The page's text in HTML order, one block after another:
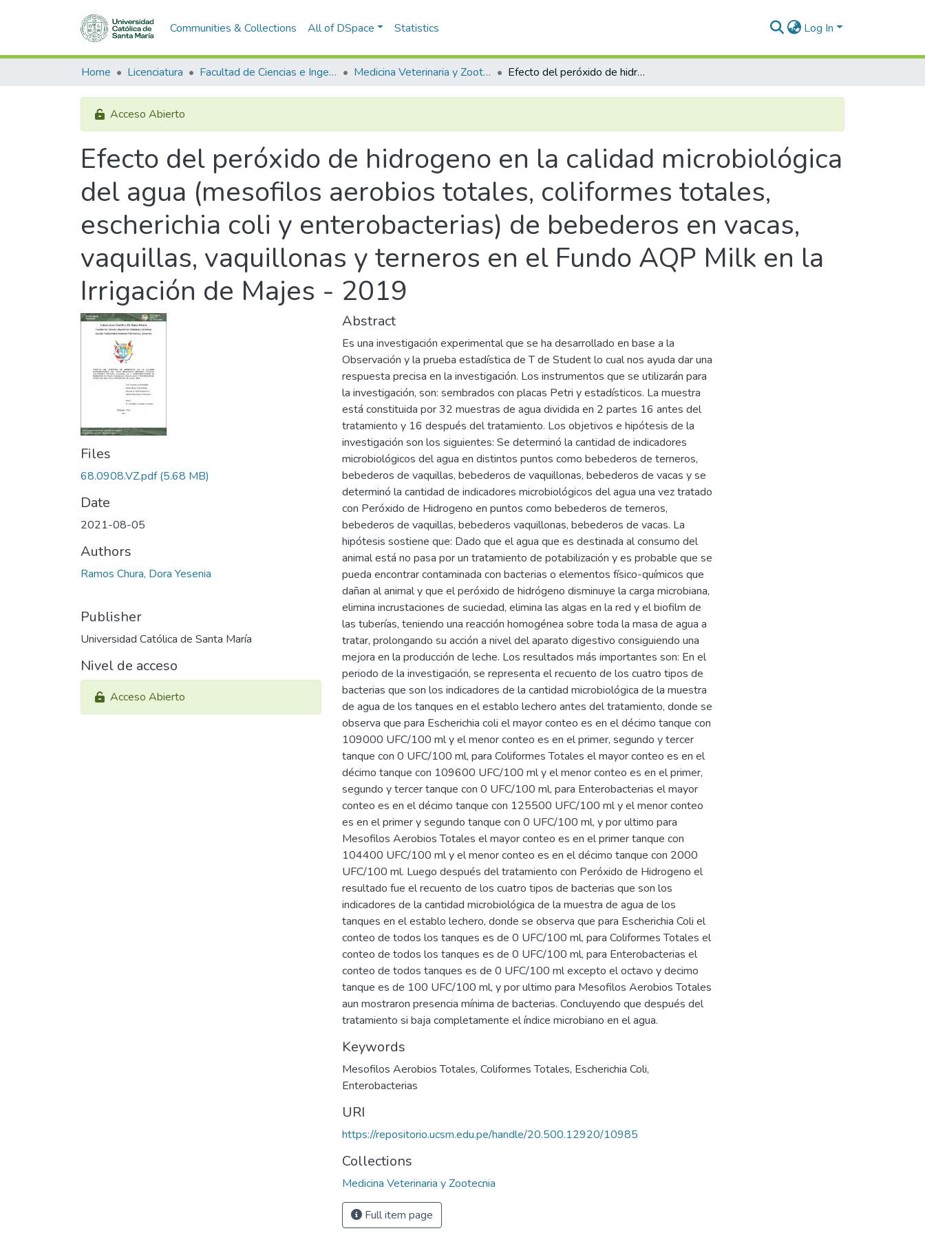
Communities & Collections All of DSpace Statistics Log In
Home Licenciatura Facultad de Ciencias e Ingenierías Biológicas y Químicas Medicina Veterinaria y Zootecnia Efecto del peróxido de hidrogeno en la calidad microbiológica del agua (mesofilos aerobios totales, coliformes totales, escherichia coli y enterobacterias) de bebederos en vacas, vaquillas, vaquillonas y terneros en el Fundo AQP Milk en la Irrigación de Majes - 2019
Acceso Abierto
Efecto del peróxido de hidrogeno en la calidad microbiológica
del agua (mesofilos aerobios totales, coliformes totales,
escherichia coli y enterobacterias) de bebederos en vacas,
vaquillas, vaquillonas y terneros en el Fundo AQP Milk en la
Irrigación de Majes - 2019
Files
68.0908.VZ.pdf(5.68 MB)
Date
2021-08-05
Authors
Ramos Chura, Dora Yesenia
Publisher
Universidad Católica de Santa María
Nivel de acceso
Acceso Abierto
Abstract
Es una investigación experimental que se ha desarrollado en base a la
Observación y la prueba estadística de T de Student lo cual nos ayuda dar una
respuesta precisa en la investigación. Los instrumentos que se utilizarán para
la investigación, son: sembrados con placas Petri y estadísticos. La muestra
está constituida por 32 muestras de agua dividida en 2 partes 16 antes del
tratamiento y 16 después del tratamiento. Los objetivos e hipótesis de la
investigación son los siguientes: Se determinó la cantidad de indicadores
microbiológicos del agua en distintos puntos como bebederos de terneros,
bebederos de vaquillas, bebederos de vaquillonas, bebederos de vacas y se
determinó la cantidad de indicadores microbiológicos del agua una vez tratado
con Peróxido de Hidrogeno en puntos como bebederos de terneros,
bebederos de vaquillas, bebederos vaquillonas, bebederos de vacas. La
hipótesis sostiene que: Dado que el agua que es destinada al consumo del
animal está no pasa por un tratamiento de potabilización y es probable que se
pueda encontrar contaminada con bacterias o elementos físico-químicos que
dañan al animal y que el peróxido de hidrógeno disminuye la carga microbiana,
elimina incrustaciones de suciedad, elimina las algas en la red y el biofilm de
las tuberías, teniendo una reacción homogénea sobre toda la masa de agua a
tratar, prolongando su acción a nivel del aparato digestivo consiguiendo una
mejora en la producción de leche. Los resultados más importantes son: En el
periodo de la investigación, se representa el recuento de los cuatro tipos de
bacterias que son los indicadores de la cantidad microbiológica de la muestra
de agua de los tanques en el establo lechero antes del tratamiento, donde se
observa que para Escherichia coli el mayor conteo es en el décimo tanque con
109000 UFC/100 ml y el menor conteo es en el primer, segundo y tercer
tanque con 0 UFC/100 ml, para Coliformes Totales el mayor conteo es en el
décimo tanque con 109600 UFC/100 ml y el menor conteo es en el primer,
segundo y tercer tanque con 0 UFC/100 ml, para Enterobacterias el mayor
conteo es en el décimo tanque con 125500 UFC/100 ml y el menor conteo
es en el primer y segundo tanque con 0 UFC/100 ml, y por ultimo para
Mesofilos Aerobios Totales el mayor conteo es en el primer tanque con
104400 UFC/100 ml y el menor conteo es en el décimo tanque con 2000
UFC/100 ml. Luego después del tratamiento con Peróxido de Hidrogeno el
resultado fue el recuento de los cuatro tipos de bacterias que son los
indicadores de la cantidad microbiológica de la muestra de agua de los
tanques en el establo lechero, donde se observa que para Escherichia Coli el
conteo de todos los tanques es de 0 UFC/100 ml, para Coliformes Totales el
conteo de todos los tanques es de 0 UFC/100 ml, para Enterobacterias el
conteo de todos tanques es de 0 UFC/100 ml excepto el octavo y decimo
tanque es de 100 UFC/100 ml, y por ultimo para Mesofilos Aerobios Totales
aun mostraron presencia mínima de bacterias. Concluyendo que después del
tratamiento si baja completamente el índice microbiano en el agua.
Keywords
Mesofilos Aerobios Totales, Coliformes Totales, Escherichia Coli,
Enterobacterias
URI
https://repositorio.ucsm.edu.pe/handle/20.500.12920/10985
Collections
Medicina Veterinaria y Zootecnia
Full item page